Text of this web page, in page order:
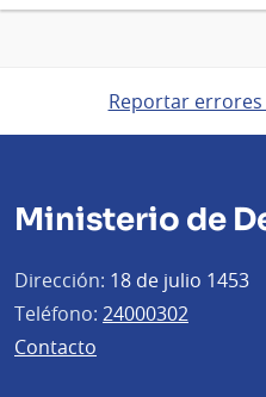
Reportar
Ministerio de
Dirección: 18 de julio 1453
Teléfono: 24000302
Contacto